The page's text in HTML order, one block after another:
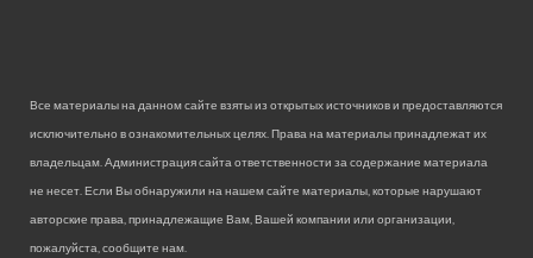
Все материалы на данном сайте взяты из открытых источников и предоставляются
исключительно в ознакомительных целях. Права на материалы принадлежат их
владельцам. Администрация сайта ответственности за содержание материала
не несет. Если Вы обнаружили на нашем сайте материалы, которые нарушают
авторские права, принадлежащие Вам, Вашей компании или организации,
пожалуйста, сообщите нам.